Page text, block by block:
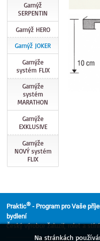
Garnýž
SERPENTIN
Garnýž HERO
Garnýž JOKER
Garnýže
systém FLIX
Garnýže
systém
MARATHON
Garnýže
EXKLUSIVE
Garnýže
NOVÝ systém
FLIX
Praktic® - Program pro Vaše
bydlení
Český výrobce žaluzií, rolet a
Na stránkách